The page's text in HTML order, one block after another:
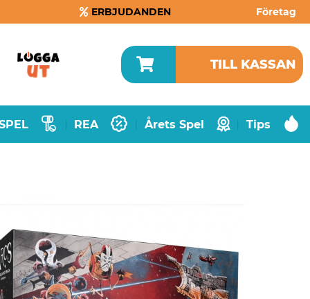
ERBJUDANDEN Företag
TILL KASSAN
REA Årets Spel Tips